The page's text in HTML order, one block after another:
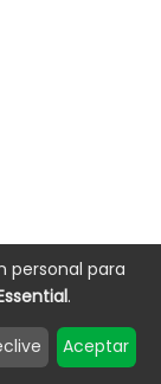
personal para
.
Aceptar